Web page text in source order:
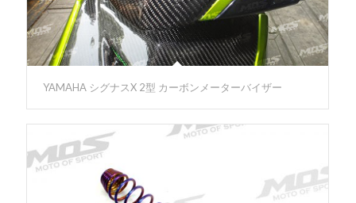
YAMAHA シグナスX 2型 カーボンメーターバイザー